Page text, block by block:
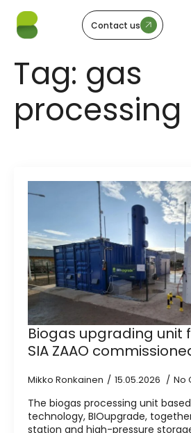
Contact us
Tag: gas
processing
Biogas upgrading unit
SIA ZAAO
Mikko Ronkainen 15.05.2026 No
The biogas processing unit
technology, BIOupgrade,
station and high-pressure